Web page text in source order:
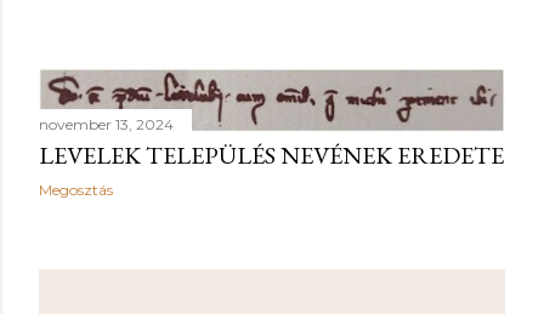
november 13, 2024
LEVELEK TELEPÜLÉS NEVÉNEK EREDETE
Megosztás